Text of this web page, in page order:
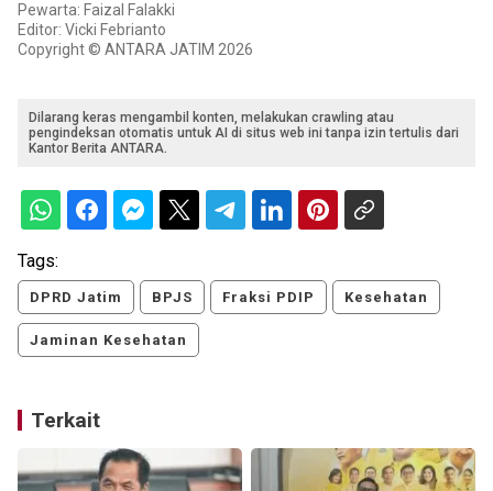
Pewarta: Faizal Falakki
Editor: Vicki Febrianto
Copyright © ANTARA JATIM 2026
Dilarang keras mengambil konten, melakukan crawling atau
pengindeksan otomatis untuk AI di situs web ini tanpa izin tertulis dari
Kantor Berita ANTARA.
Tags:
DPRD Jatim BPJS Fraksi PDIP Kesehatan
Jaminan Kesehatan
Terkait